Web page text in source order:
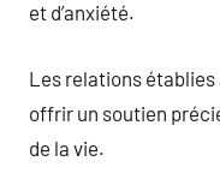
et d’anxiété.
Les relations
offrir un soutien
de la vie.